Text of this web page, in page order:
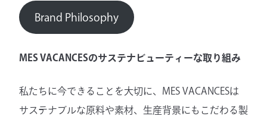
Brand Philosophy
MES VACANCESのサステナビューティーな取り組み
私たちに今できることを大切に、MES VACANCESは
サステナブルな原料や素材、生産背景にもこだわる製